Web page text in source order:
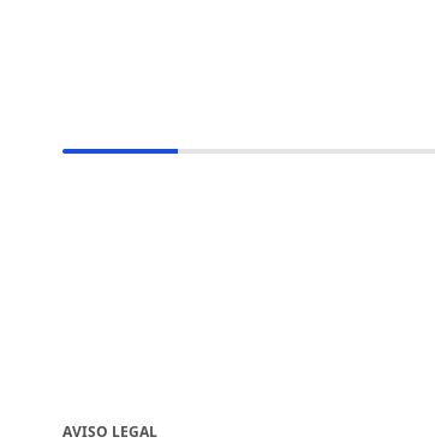
AVISO LEGAL